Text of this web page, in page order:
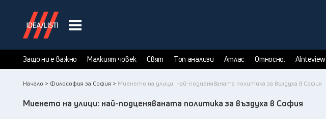
Защо ни е важно Малкият човек Свят Топ анализи Атлас Относно: AInteview
Начало > Философия за София > Миенето на улици: най-подценяваната политика за въздуха в София
Миенето на улици: най-подценяваната политика за въздуха в София